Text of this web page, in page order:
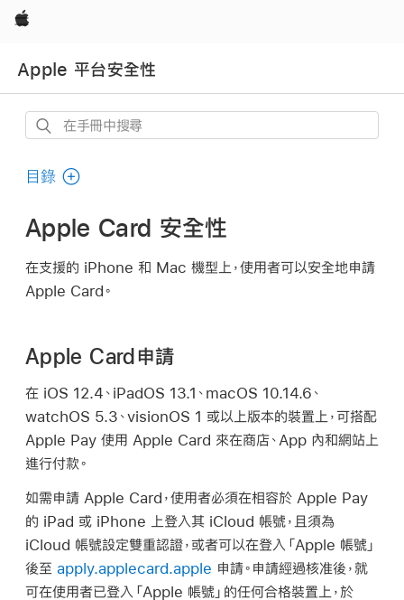
Apple
Apple 平台安全性
在
冊
搜
尋
目錄
Apple Card 安全性
在支援的 iPhone 和 Mac 機型上，使用者可以安全地申請
Apple Card。
Apple Card申請
在 iOS 12.4 、 iPadOS 13.1 、 macOS 10.14.6 、
watchOS 5.3 、visionOS 1 或以上版本的裝置上，可搭配
Apple Pay 使用 Apple Card 來在商店、App 內和網站上
進行付款。
如需申請 Apple Card ，使用者必須在相容於 Apple Pay
的 iPad 或 iPhone 上登入其 iCloud 帳號，且須為
iCloud 帳號設定雙重認證，或者可以在登入 「Apple 帳號」
後至 apply.applecard.apple 申請。申請經過核准後，就
可在使用者已登入 「Apple 帳號」 的任何合格裝置上，於